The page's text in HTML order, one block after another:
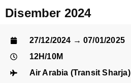
Disember 2024
27/12/2024 → 07/01/2025
12H/10M
Air Arabia (Transit Sharja)